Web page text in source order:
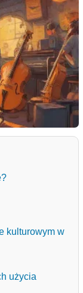
kulturowym w
użycia